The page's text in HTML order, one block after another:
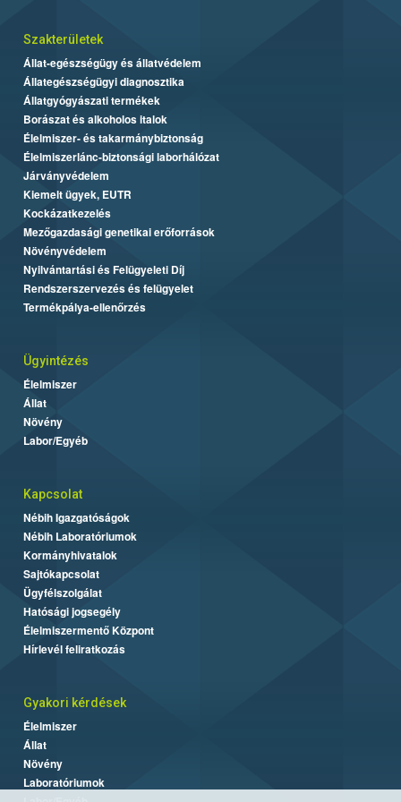
Szakterületek
Állat-egészségügy és állatvédelem
Állategészségügyi diagnosztika
Állatgyógyászati termékek
Borászat és alkoholos italok
Élelmiszer- és takarmánybiztonság
Élelmiszerlánc-biztonsági laborhálózat
Járványvédelem
Kiemelt ügyek, EUTR
Kockázatkezelés
Mezőgazdasági genetikai erőforrások
Növényvédelem
Nyilvántartási és Felügyeleti Díj
Rendszerszervezés és felügyelet
Termékpálya-ellenőrzés
Ügyintézés
Élelmiszer
Állat
Növény
Labor/Egyéb
Kapcsolat
Nébih Igazgatóságok
Nébih Laboratóriumok
Kormányhivatalok
Sajtókapcsolat
Ügyfélszolgálat
Hatósági jogsegély
Élelmiszermentő Központ
Hírlevél feliratkozás
Gyakori kérdések
Élelmiszer
Állat
Növény
Laboratóriumok